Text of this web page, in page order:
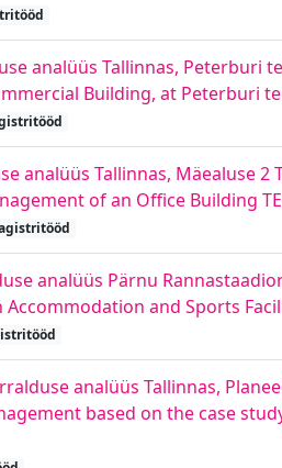
analüüs Tallinnas, Peterburi
Building, at Peterburi
analüüs Tallinnas, Mäealuse
of an Office Building
analüüs Pärnu
and Sports
analüüs Tallinnas,
based on the case